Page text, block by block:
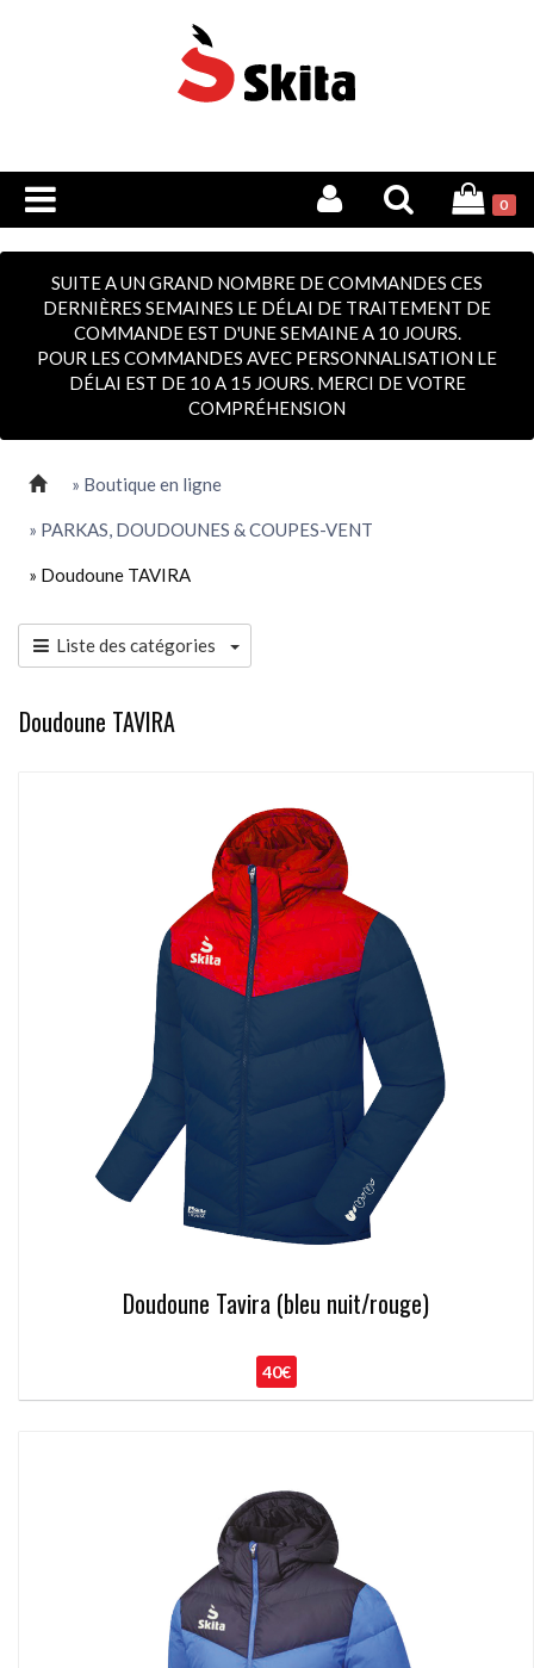
0
SUITE A UN GRAND NOMBRE DE COMMANDES CES
DERNIÈRES SEMAINES LE DÉLAI DE TRAITEMENT DE
COMMANDE EST D'UNE SEMAINE A 10 JOURS.
POUR LES COMMANDES AVEC PERSONNALISATION LE
DÉLAI EST DE 10 A 15 JOURS. MERCI DE VOTRE
COMPRÉHENSION
» Boutique en ligne
» PARKAS, DOUDOUNES & COUPES-VENT
» Doudoune TAVIRA
Liste des catégories
Doudoune TAVIRA
Doudoune Tavira (bleu nuit/rouge)
40€